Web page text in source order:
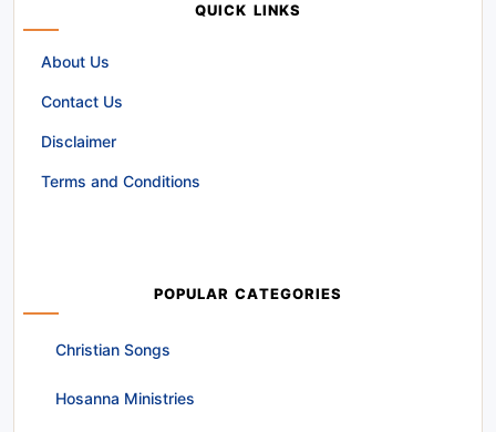
QUICK LINKS
About Us
Contact Us
Disclaimer
Terms and Conditions
POPULAR CATEGORIES
Christian Songs
Hosanna Ministries